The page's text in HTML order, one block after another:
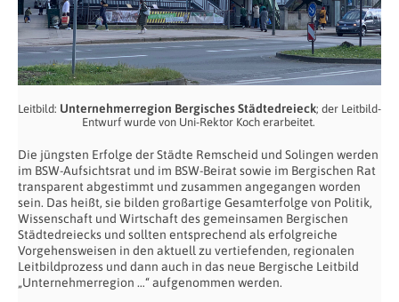
Leitbild: Unternehmerregion Bergisches Städtedreieck; der Leitbild-
Entwurf wurde von Uni-Rektor Koch erarbeitet.
Die jüngsten Erfolge der Städte Remscheid und Solingen werden
im BSW-Aufsichtsrat und im BSW-Beirat sowie im Bergischen Rat
transparent abgestimmt und zusammen angegangen worden
sein. Das heißt, sie bilden großartige Gesamterfolge von Politik,
Wissenschaft und Wirtschaft des gemeinsamen Bergischen
Städtedreiecks und sollten entsprechend als erfolgreiche
Vorgehensweisen in den aktuell zu vertiefenden, regionalen
Leitbildprozess und dann auch in das neue Bergische Leitbild
„Unternehmerregion …“ aufgenommen werden.